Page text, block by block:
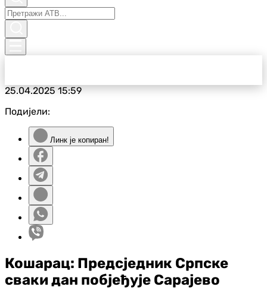
25.04.202515:59
Подијели:
Линк је копиран!
Кошарац: Предсједник Српске
сваки дан побјеђује Сарајево